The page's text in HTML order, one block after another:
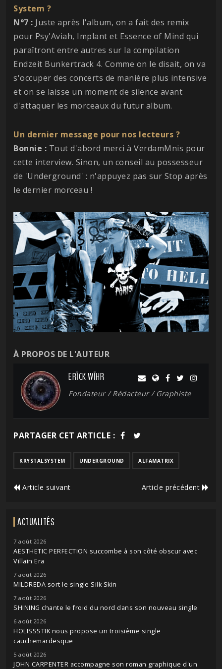
System ?
N°7 : Juste après l'album, on a fait des remix
pour Psy'Aviah, Implant et Essence of Mind qui
paraîtront entre autres sur la compilation
Endzeit Bunkertrack 4. Comme on le disait, on va
s'occuper des concerts de manière plus intensive
et on se laisse un moment de silence avant
d'attaquer les morceaux du futur album.
Un dernier message pour nos lecteurs ?
Bonnie : Tout d'abord merci à VerdamMnis pour
cette interview. Sinon, un conseil au possesseur
de 'Underground' : n'appuyez pas sur Stop après
le dernier morceau !
À PROPOS DE L'AUTEUR
ERĪCK WĪHR
Fondateur / Rédacteur / Graphiste
PARTAGER CET ARTICLE :
KRYSTALSYSTEM UNDERGROUND ALFAMATRIX
Article suivant Article précédent
ACTUALITÉS
7 août 2026
AESTHETIC PERFECTION succombe à son côté obscur avec
Villain Era
7 août 2026
MILDREDA sort le single Silk Skin
7 août 2026
SHINING chante le froid du nord dans son nouveau single
6 août 2026
HOLISSSTIK nous propose un troisième single
cauchemardesque
5 août 2026
JOHN CARPENTER accompagne son roman graphique d'un